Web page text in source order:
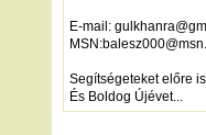
E-mail:
Segítségeteket előre
És Boldog Újévet...